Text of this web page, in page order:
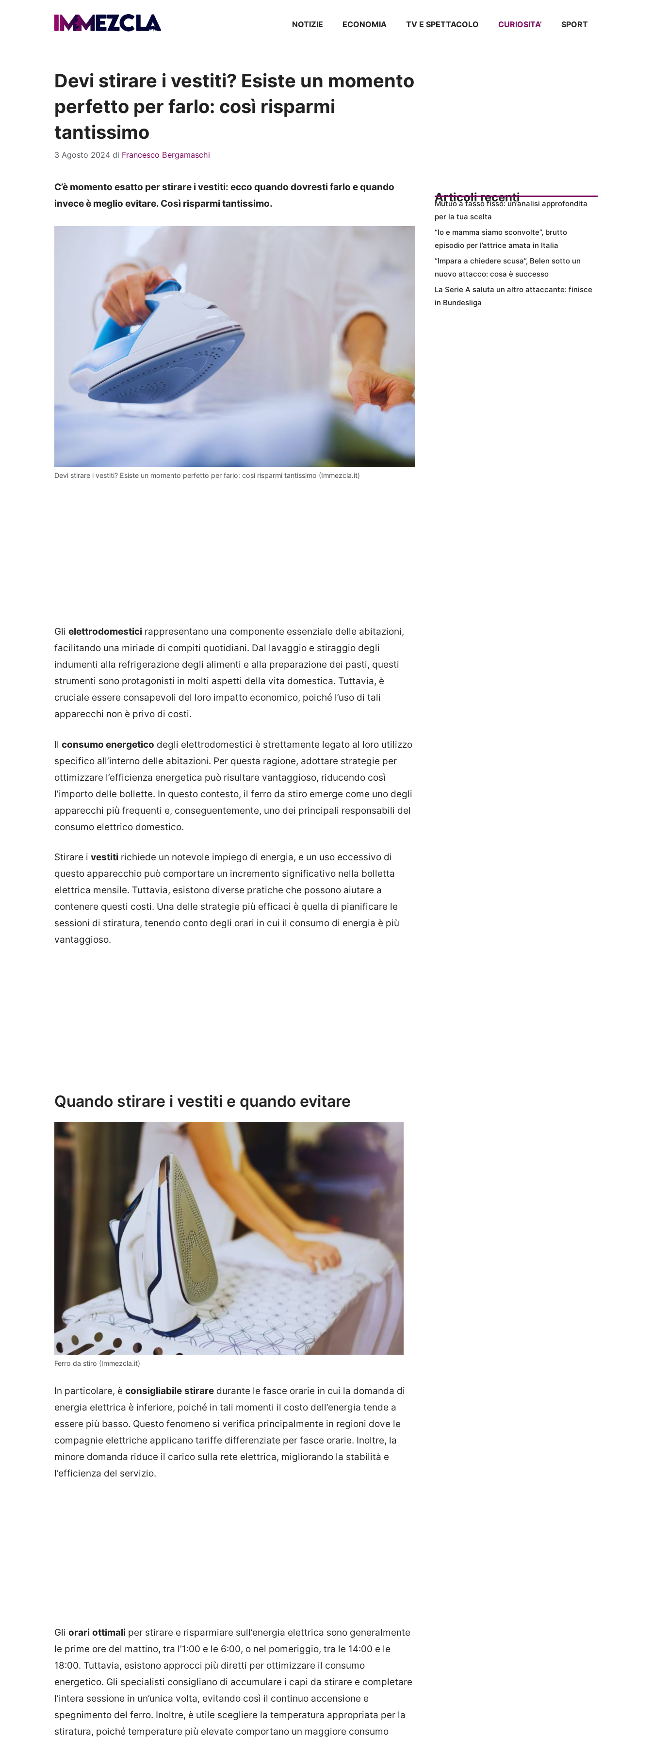
NOTIZIE ECONOMIA TV E SPETTACOLO CURIOSITA’ SPORT
Devi stirare i vestiti? Esiste un momento
perfetto per farlo: così risparmi
tantissimo
3 Agosto 2024 di Francesco Bergamaschi
C’è momento esatto per stirare i vestiti: ecco quando dovresti farlo e quando
invece è meglio evitare. Così risparmi tantissimo.
Devi stirare i vestiti? Esiste un momento perfetto per farlo: così risparmi tantissimo (Immezcla.it)
Gli elettrodomestici rappresentano una componente essenziale delle abitazioni,
facilitando una miriade di compiti quotidiani. Dal lavaggio e stiraggio degli
indumenti alla refrigerazione degli alimenti e alla preparazione dei pasti, questi
strumenti sono protagonisti in molti aspetti della vita domestica. Tuttavia, è
cruciale essere consapevoli del loro impatto economico, poiché l’uso di tali
apparecchi non è privo di costi.
Il consumo energetico degli elettrodomestici è strettamente legato al loro utilizzo
specifico all’interno delle abitazioni. Per questa ragione, adottare strategie per
ottimizzare l’efficienza energetica può risultare vantaggioso, riducendo così
l’importo delle bollette. In questo contesto, il ferro da stiro emerge come uno degli
apparecchi più frequenti e, conseguentemente, uno dei principali responsabili del
consumo elettrico domestico.
Stirare i vestiti richiede un notevole impiego di energia, e un uso eccessivo di
questo apparecchio può comportare un incremento significativo nella bolletta
elettrica mensile. Tuttavia, esistono diverse pratiche che possono aiutare a
contenere questi costi. Una delle strategie più efficaci è quella di pianificare le
sessioni di stiratura, tenendo conto degli orari in cui il consumo di energia è più
vantaggioso.
Quando stirare i vestiti e quando evitare
Ferro da stiro (Immezcla.it)
In particolare, è consigliabile stirare durante le fasce orarie in cui la domanda di
energia elettrica è inferiore, poiché in tali momenti il costo dell’energia tende a
essere più basso. Questo fenomeno si verifica principalmente in regioni dove le
compagnie elettriche applicano tariffe differenziate per fasce orarie. Inoltre, la
minore domanda riduce il carico sulla rete elettrica, migliorando la stabilità e
l’efficienza del servizio.
Gli orari ottimali per stirare e risparmiare sull’energia elettrica sono generalmente
le prime ore del mattino, tra l’1:00 e le 6:00, o nel pomeriggio, tra le 14:00 e le
18:00. Tuttavia, esistono approcci più diretti per ottimizzare il consumo
energetico. Gli specialisti consigliano di accumulare i capi da stirare e completare
l’intera sessione in un’unica volta, evitando così il continuo accensione e
spegnimento del ferro. Inoltre, è utile scegliere la temperatura appropriata per la
stiratura, poiché temperature più elevate comportano un maggiore consumo
Articoli recenti
Mutuo a tasso fisso: un’analisi approfondita
per la tua scelta
“Io e mamma siamo sconvolte”, brutto
episodio per l’attrice amata in Italia
“Impara a chiedere scusa”, Belen sotto un
nuovo attacco: cosa è successo
La Serie A saluta un altro attaccante: finisce
in Bundesliga